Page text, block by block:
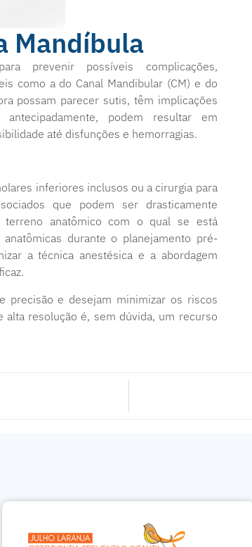
Mandíbula
prevenir possíveis complicações,
como a do Canal Mandibular (CM) e do
possam parecer sutis, têm implicações
podem resultar em
até disfunções e hemorragias.
inferiores inclusos ou a cirurgia para
que podem ser drasticamente
anatômico com o qual se está
durante o planejamento pré-
a técnica anestésica e a abordagem
precisão e desejam minimizar os riscos
alta resolução é, sem dúvida, um recurso